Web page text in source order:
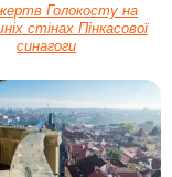
Голокосту на
стінах Пінкасової
синагоги